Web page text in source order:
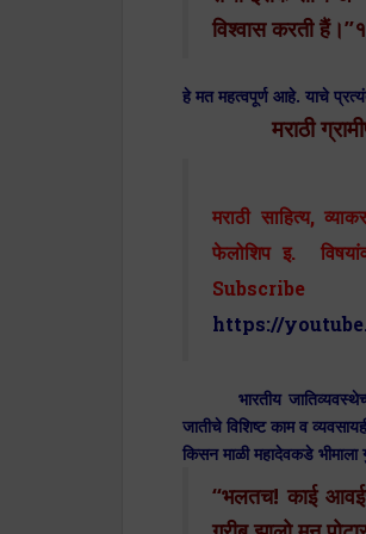
विश्वास करती हैं।”१
हे मत महत्वपूर्ण आहे. याचे
मराठी
मराठी साहित्य,
फेलोशिप इ.
https://
भारतीय जातिव्यवस्थेच्या
जातीचे विशिष्ट काम व
किसन माळी महादेवकडे भीमाला
“भलतच! काई